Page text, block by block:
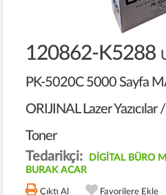
120862-K5288
PK-5020C 5000 Sayfa
ORIJINAL Lazer
Toner
Tedarikçi:
DİGİTAL BÜRO
BURAK ACAR
Çıktı Al
Favorilere Ekle